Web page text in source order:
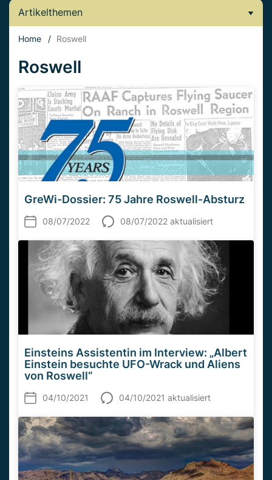
Artikelthemen
Home / Roswell
Roswell
GreWi-Dossier: 75 Jahre Roswell-Absturz
08/07/2022 08/07/2022 aktualisiert
Einsteins Assistentin im Interview: „Albert
Einstein besuchte UFO-Wrack und Aliens
von Roswell“
04/10/2021 04/10/2021 aktualisiert